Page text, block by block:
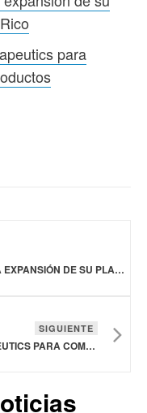
para
AMGEN INVERTIRÁ 300 MDD EN LA EXPANSIÓN DE SU PLANTA FARMACÉUTICA EN PUERTO RICO
SIGUIENTE
BAYER ADQUIERE A PERFUSE THERAPEUTICS PARA COMPLEMENTAR SU CARTERA DE PRODUCTOS OFTALMOLÓGICOS